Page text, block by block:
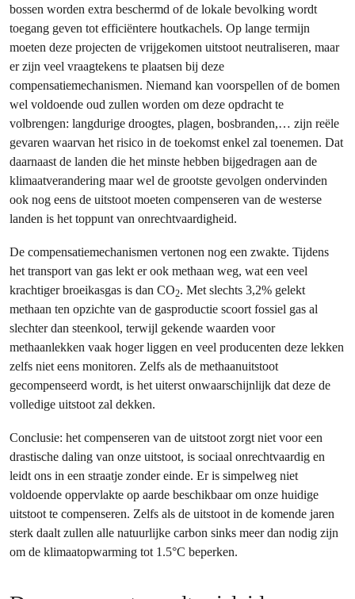
bossen worden extra beschermd of de lokale bevolking wordt
toegang geven tot efficiëntere houtkachels. Op lange termijn
moeten deze projecten de vrijgekomen uitstoot neutraliseren, maar
er zijn veel vraagtekens te plaatsen bij deze
compensatiemechanismen. Niemand kan voorspellen of de bomen
wel voldoende oud zullen worden om deze opdracht te
volbrengen: langdurige droogtes, plagen, bosbranden,… zijn reële
gevaren waarvan het risico in de toekomst enkel zal toenemen. Dat
daarnaast de landen die het minste hebben bijgedragen aan de
klimaatverandering maar wel de grootste gevolgen ondervinden
ook nog eens de uitstoot moeten compenseren van de westerse
landen is het toppunt van onrechtvaardigheid.
De compensatiemechanismen vertonen nog een zwakte. Tijdens
het transport van gas lekt er ook methaan weg, wat een veel
krachtiger broeikasgas is dan CO2. Met slechts 3,2% gelekt
methaan ten opzichte van de gasproductie scoort fossiel gas al
slechter dan steenkool, terwijl gekende waarden voor
methaanlekken vaak hoger liggen en veel producenten deze lekken
zelfs niet eens monitoren. Zelfs als de methaanuitstoot
gecompenseerd wordt, is het uiterst onwaarschijnlijk dat deze de
volledige uitstoot zal dekken.
Conclusie: het compenseren van de uitstoot zorgt niet voor een
drastische daling van onze uitstoot, is sociaal onrechtvaardig en
leidt ons in een straatje zonder einde. Er is simpelweg niet
voldoende oppervlakte op aarde beschikbaar om onze huidige
uitstoot te compenseren. Zelfs als de uitstoot in de komende jaren
sterk daalt zullen alle natuurlijke carbon sinks meer dan nodig zijn
om de klimaatopwarming tot 1.5°C beperken.